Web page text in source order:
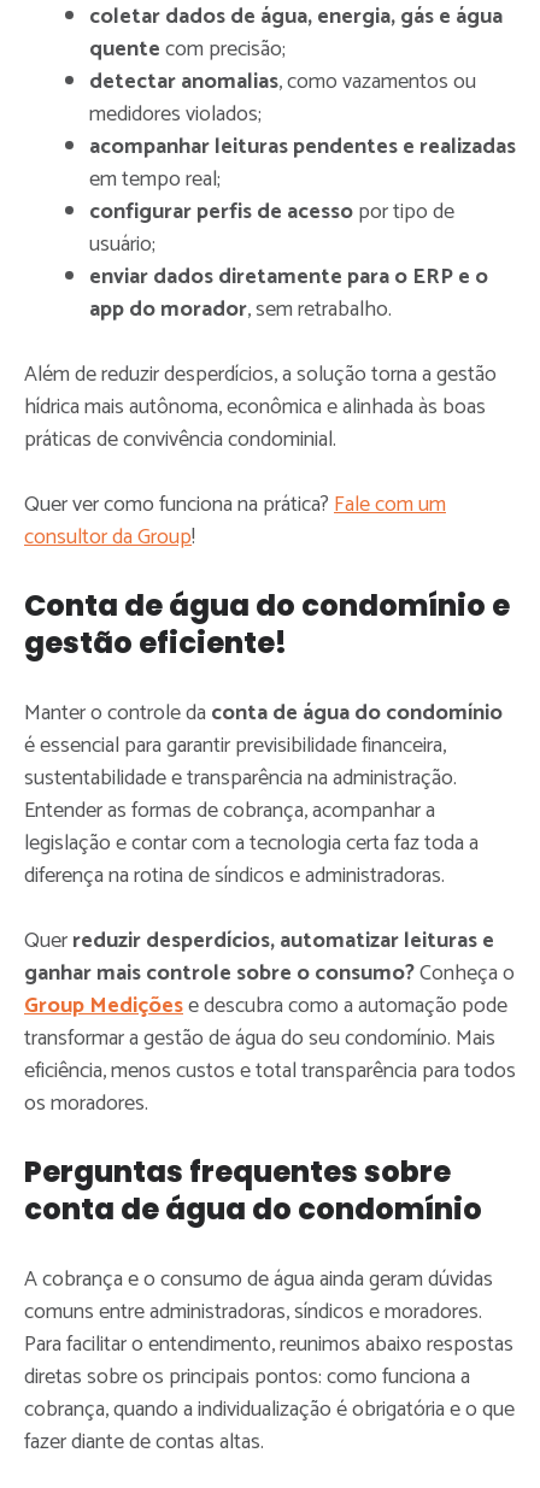
coletar dados de água, energia, gás e água
quentecom precisão;
detectar anomalias, como vazamentos ou
medidores violados;
acompanhar leituras pendentes e realizadas
em tempo real;
configurar perfis de acessopor tipo de
usuário;
enviar dados diretamente para o ERP e o
app do morador, sem retrabalho.
Além de reduzir desperdícios, a solução torna a gestão
hídrica mais autônoma, econômica e alinhada às boas
práticas de convivência condominial.
Quer ver como funciona na prática?Fale com um
consultor da Group!
Conta de água do condomínio e
gestão eficiente!
Manter o controle da conta de água do condomínio
é essencial para garantir previsibilidade financeira,
sustentabilidade e transparência na administração.
Entender as formas de cobrança, acompanhar a
legislação e contar com a tecnologia certa faz toda a
diferença na rotina de síndicos e administradoras.
Querreduzir desperdícios, automatizar leituras e
ganhar mais controle sobre o consumo?Conheça o
Group Mediçõese descubra como a automação pode
transformar a gestão de água do seu condomínio. Mais
eficiência, menos custos e total transparência para todos
os moradores.
Perguntas frequentes sobre
conta de água do condomínio
A cobrança e o consumo de água ainda geram dúvidas
comuns entre administradoras, síndicos e moradores.
Para facilitar o entendimento, reunimos abaixo respostas
diretas sobre os principais pontos: como funciona a
cobrança, quando a individualização é obrigatória e o que
fazer diante de contas altas.